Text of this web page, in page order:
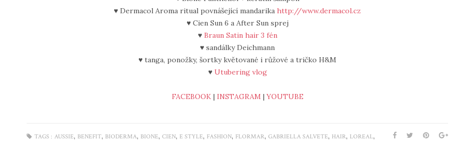
♥ Dermacol Aroma ritual povnášející mandarikahttp://www.dermacol.cz
♥ Cien Sun 6 a After Sun sprej
♥ Braun Satin hair 3 fén
♥ sandálky Deichmann
♥ tanga, ponožky, šortky květované i růžové a tričko H&M
♥ Utubering vlog
FACEBOOK| INSTAGRAM|YOUTUBE
TAGS : AUSSIE, BENEFIT, BIODERMA, BIONE, CIEN, E STYLE, FASHION, FLORMAR, GABRIELLA SALVETE, HAIR, LOREAL,